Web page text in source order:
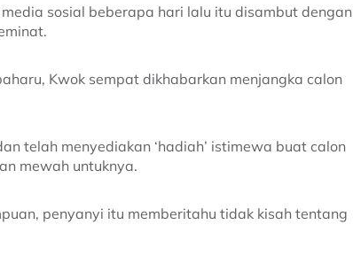
sosial beberapa hari lalu itu disambut dengan
Kwok sempat dikhabarkan menjangka calon
telah menyediakan ‘hadiah’ istimewa buat calon
mewah untuknya.
penyanyi itu memberitahu tidak kisah tentang